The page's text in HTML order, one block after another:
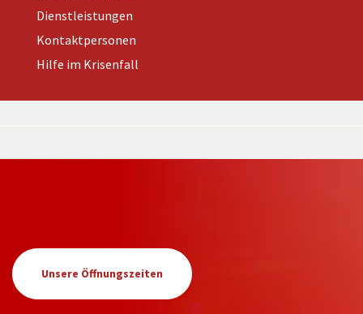
Dienstleistungen
Kontaktpersonen
Hilfe im Krisenfall
Unsere Öffnungszeiten